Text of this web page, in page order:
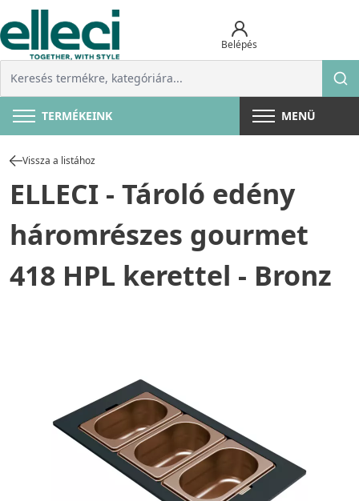
Belépés
TERMÉKEINK MENÜ
Vissza a listához
ELLECI - Tároló edény
háromrészes gourmet
418 HPL kerettel - Bronz